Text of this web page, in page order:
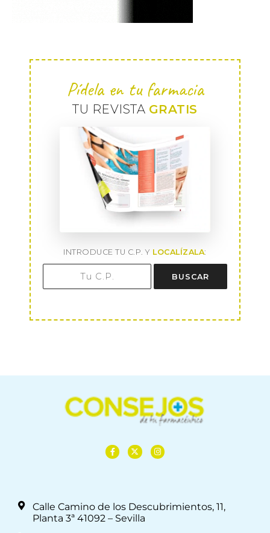
Pídela en tu farmacia
TU REVISTA GRATIS
INTRODUCE TU C.P. Y LOCALÍZALA:
BUSCAR
Calle Camino de los Descubrimientos, 11,
Planta 3ª 41092 – Sevilla